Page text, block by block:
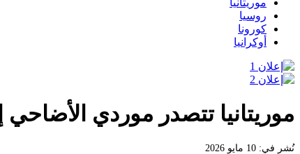
روسيا
كورونا
أوكرانيا
موريتانيا تتصدر موردي
نُشر في: 10 مايو 2026